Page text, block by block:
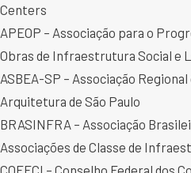
Centers
APEOP – Associação para o
Obras de Infraestrutura Social e
ASBEA-SP – Associação
Arquitetura de São Paulo
BRASINFRA – Associação
Associações de Classe de
COFECI – Conselho Federal dos